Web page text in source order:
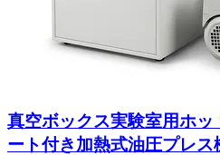
真空ボックス実験室用ホ
ート付き加熱式油圧プレス